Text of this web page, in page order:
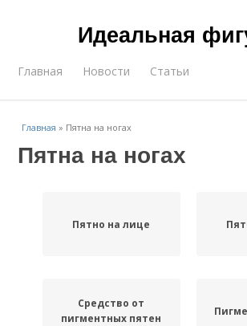
Идеальная
Главная Новости Статьи
Главная » Пятна на ногах
Пятна на ногах
Пятно на лице
Средство от
пигментных пятен